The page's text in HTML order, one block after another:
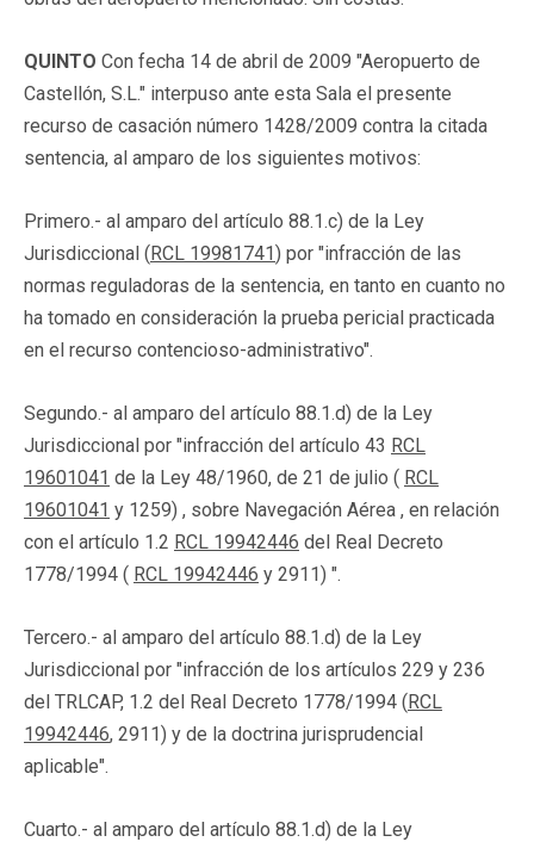
QUINTO Con fecha 14 de abril de 2009 "Aeropuerto de
Castellón, S.L." interpuso ante esta Sala el presente
recurso de casación número 1428/2009 contra la citada
sentencia, al amparo de los siguientes motivos:
Primero.- al amparo del artículo 88.1.c) de la Ley
Jurisdiccional (RCL 19981741) por "infracción de las
normas reguladoras de la sentencia, en tanto en cuanto no
ha tomado en consideración la prueba pericial practicada
en el recurso contencioso-administrativo".
Segundo.- al amparo del artículo 88.1.d) de la Ley
Jurisdiccional por "infracción del artículo 43 RCL
19601041 de la Ley 48/1960, de 21 de julio ( RCL
19601041 y 1259) , sobre Navegación Aérea , en relación
con el artículo 1.2 RCL 19942446 del Real Decreto
1778/1994 ( RCL 19942446 y 2911) ".
Tercero.- al amparo del artículo 88.1.d) de la Ley
Jurisdiccional por "infracción de los artículos 229 y 236
del TRLCAP, 1.2 del Real Decreto 1778/1994 (RCL
19942446, 2911) y de la doctrina jurisprudencial
aplicable".
Cuarto.- al amparo del artículo 88.1.d) de la Ley